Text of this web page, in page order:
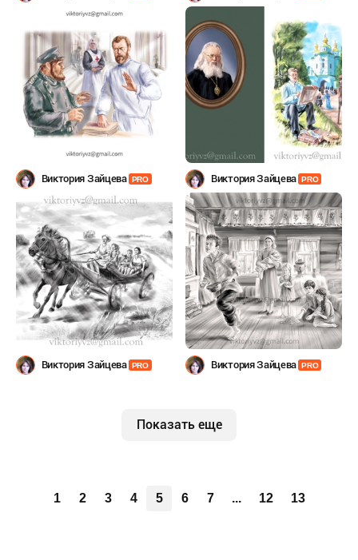
Виктория Зайцева PRO Виктория Зайцева PRO
Виктория Зайцева PRO Виктория Зайцева PRO
Показать еще
1 2 3 4 5 6 7 ... 12 13